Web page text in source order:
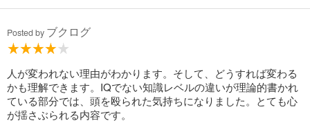
Posted by ブクログ
人が変われない理由がわかります。そして、どうすれば変わる
かも理解できます。IQでない知識レベルの違いが理論的書かれ
ている部分では、頭を殴られた気持ちになりました。とても心
が揺さぶられる内容です。